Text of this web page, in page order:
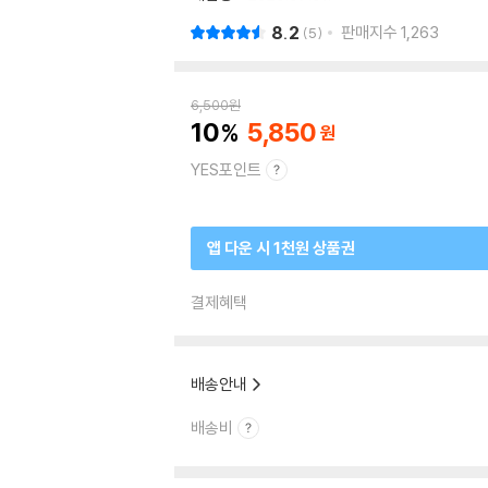
8.2 5 판매지수 1,263
6,500원
10 5,850
YES포인트
앱 다운 시 1천원 상품권
결제혜택
배송안내
배송비